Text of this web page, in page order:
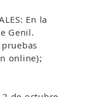
En la
Genil.
pruebas
online);